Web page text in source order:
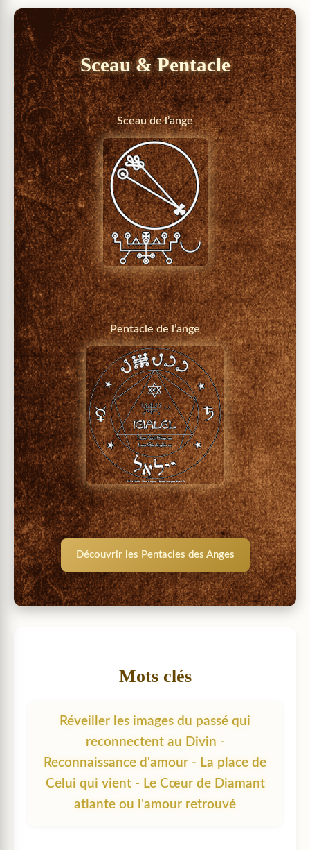
Sceau & Pentacle
Sceau de l’ange
Pentacle de l’ange
Découvrir les Pentacles des Anges
Mots clés
Réveiller les images du passé qui
reconnectent au Divin -
Reconnaissance d'amour - La place de
Celui qui vient - Le Cœur de Diamant
atlante ou l'amour retrouvé